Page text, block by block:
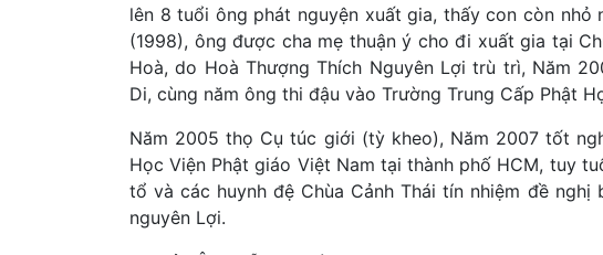
lên 8 tuổi ông phát nguyện xuất gia, thấy con còn nhỏ
(1998), ông được cha mẹ thuận ý cho đi xuất gia tại
Hoà, do Hoà Thượng Thích Nguyên Lợi trù trì, Năm
Di, cùng năm ông thi đậu vào Trường Trung Cấp Phật
Năm 2005 thọ Cụ túc giới (tỳ kheo), Năm 2007 tốt
Học Viện Phật giáo Việt Nam tại thành phố HCM, tuy
tổ và các huynh đệ Chùa Cảnh Thái tín nhiệm đề
nguyên Lợi.